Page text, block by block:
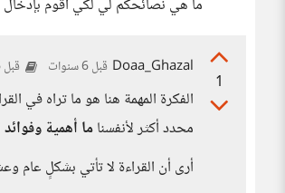
ما هي نصائحكم لي لكي أقوم بإدخال
1
Doaa_Ghazal قبل 6 سنوات قبل 6 سنوات
الفكرة المهمة هنا هو ما تراه في
محدد أكثر لأنفسناما أهمية
أرى أن القراءة لا تأتي بشكلٍ